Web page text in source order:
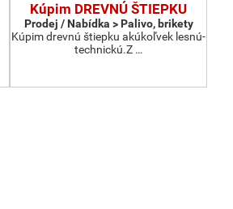
Kúpim DREVNÚ ŠTIEPKU
Prodej / Nabídka > Palivo, brikety
Kúpim drevnú štiepku akúkoľvek lesnú-
technickú.Z …